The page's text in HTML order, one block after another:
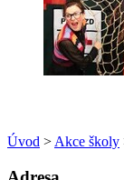
Úvod > Akce školy